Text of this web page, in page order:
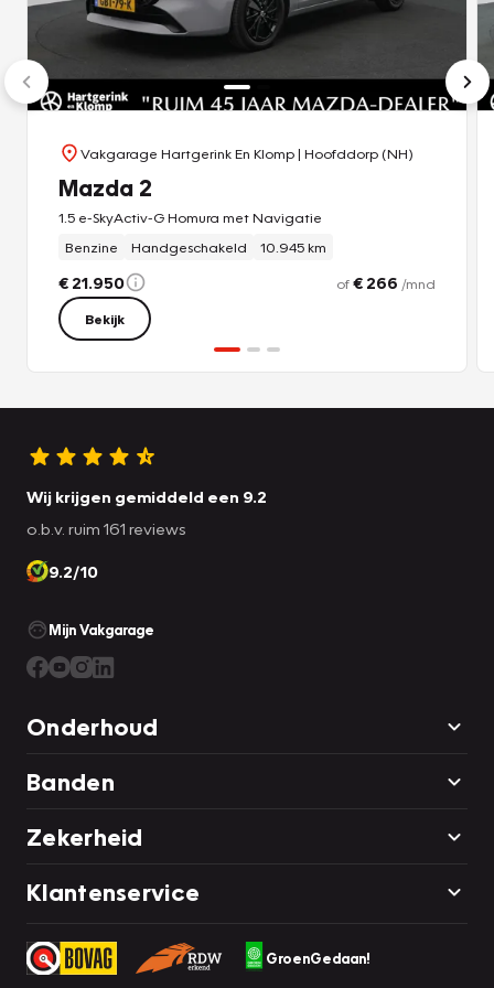
Vakgarage Hartgerink En Klomp| Hoofddorp (NH)
Mazda 2
1.5 e-SkyActiv-G Homura met Navigatie
Benzine
Handgeschakeld 10.945 km
€ 21.950 of€ 266 /mnd
Bekijk
Wij krijgen gemiddeld een 9.2
o.b.v. ruim 161 reviews
9.2/10
Mijn Vakgarage
Onderhoud
Banden
Zekerheid
Klantenservice
GroenGedaan!